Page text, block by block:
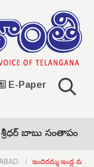
E-Paper
బాబు సంతాపం •
ఇందిరమ్మ ఇండ్ల